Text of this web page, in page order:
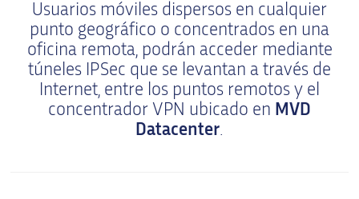
Usuarios móviles dispersos en cualquier
punto geográfico o concentrados en una
oficina remota, podrán acceder mediante
túneles IPSec que se levantan a través de
Internet, entre los puntos remotos y el
concentrador VPN ubicado en MVD
Datacenter.